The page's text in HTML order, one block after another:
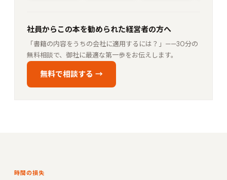
社員からこの本を勧められた経営者の方へ
「書籍の内容をうちの会社に適用するには？」——30分の
無料相談で、御社に最適な第一歩をお伝えします。
無料で相談する →
時間の損失